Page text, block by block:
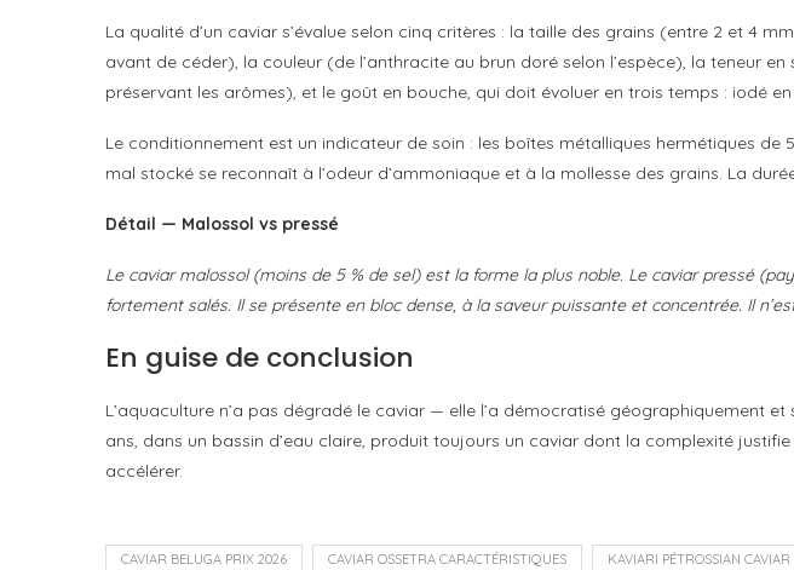
La qualité d’un caviar s’évalue selon cinq critères : la taille des grains (entre 2 et 4
avant de céder), la couleur (de l’anthracite au brun doré selon l’espèce), la teneur
préservant les arômes), et le goût en bouche, qui doit évoluer en trois temps : iodé
Le conditionnement est un indicateur de soin : les boîtes métalliques hermétiques
mal stocké se reconnaît à l’odeur d’ammoniaque et à la mollesse des grains. La
Détail — Malossol vs pressé
Le caviar malossol (moins de 5 % de sel) est la forme la plus noble. Le caviar pressé
fortement salés. Il se présente en bloc dense, à la saveur puissante et concentrée. Il
En guise de conclusion
L’aquaculture n’a pas dégradé le caviar — elle l’a démocratisé géographiquement
ans, dans un bassin d’eau claire, produit toujours un caviar dont la complexité
accélérer.
CAVIAR BELUGA PRIX 2026 CAVIAR OSSETRA CARACTÉRISTIQUES KAVIARI PÉTROSSIAN